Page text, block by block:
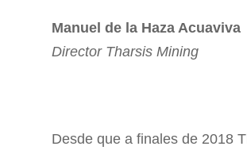
Manuel de la Haza Acuaviva
Director Tharsis Mining
Desde que a finales de 2018